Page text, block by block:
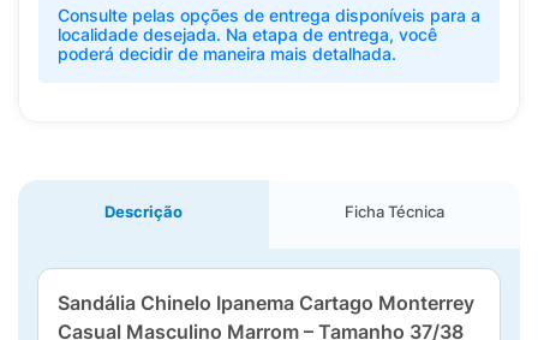
Consulte pelas opções de entrega disponíveis para a
localidade desejada. Na etapa de entrega, você
poderá decidir de maneira mais detalhada.
Descrição Ficha Técnica
Sandália Chinelo Ipanema Cartago Monterrey
Casual Masculino Marrom – Tamanho 37/38